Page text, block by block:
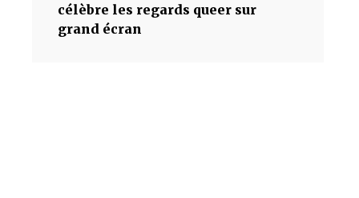
célèbre les regards queer sur
grand écran